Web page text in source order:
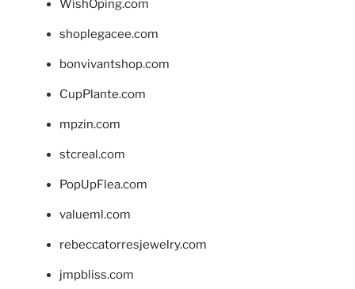
WishOping.com
shoplegacee.com
bonvivantshop.com
CupPlante.com
mpzin.com
stcreal.com
PopUpFlea.com
valueml.com
rebeccatorresjewelry.com
jmpbliss.com